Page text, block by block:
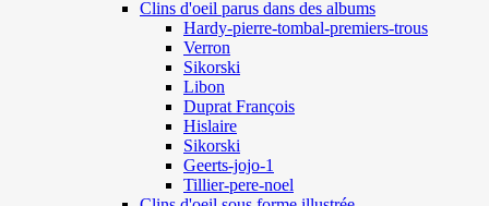
Clins d'oeil parus dans des albums
Hardy-pierre-tombal-premiers-trous
Verron
Sikorski
Libon
Duprat François
Hislaire
Sikorski
Geerts-jojo-1
Tillier-pere-noel